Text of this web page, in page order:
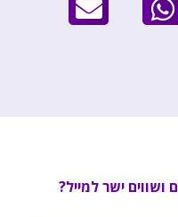
ושווים ישר למייל?